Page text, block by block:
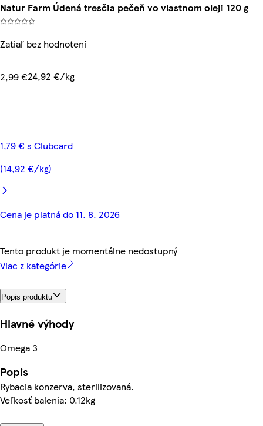
Natur Farm Údená tresčia pečeň vo vlastnom oleji 120 g
Zatiaľ bez hodnotení
2,99 €24,92 €/kg
1,79 € s Clubcard
(14,92 €/kg)
Cena je platná do 11. 8. 2026
Tento produkt je momentálne nedostupný
Viac z kategórie
Popis produktu
Hlavné výhody
Omega 3
Popis
Rybacia konzerva, sterilizovaná.
Veľkosť balenia: 0.12kg